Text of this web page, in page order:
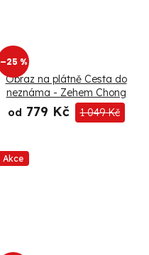
–25 %
Obraz na plátně Cesta do
neznáma - Zehem Chong
od 779 Kč 1 049 Kč
Akce